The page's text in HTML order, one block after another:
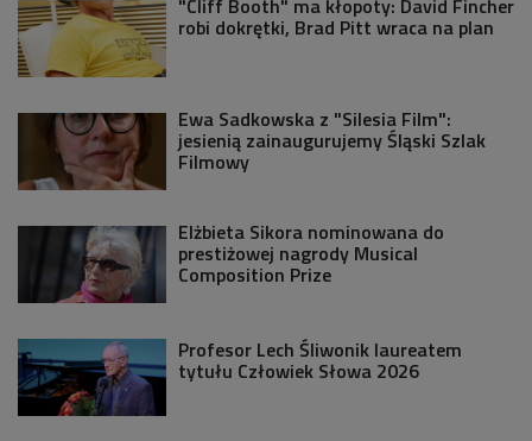
"Cliff Booth" ma kłopoty: David Fincher
robi dokrętki, Brad Pitt wraca na plan
Ewa Sadkowska z "Silesia Film":
jesienią zainaugurujemy Śląski Szlak
Filmowy
Elżbieta Sikora nominowana do
prestiżowej nagrody Musical
Composition Prize
Profesor Lech Śliwonik laureatem
tytułu Człowiek Słowa 2026